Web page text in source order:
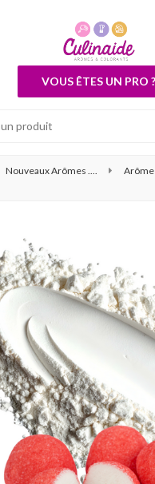
VOUS ÊTES UN PRO ?
Nouveaux Arômes ....
Arôme